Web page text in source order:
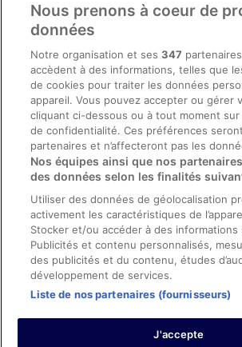
Conditions générales du programme BONUS+
Directives de contenu et signalement de
Aide
Soutien
Annuler votre réservation d’hôtel ou de
Échéances de remboursement
Utiliser un coupon ebookers
Electron, CartaSi, Carte Bleue, PayPal et
Nous prenons à coeur de
données
Notre organisation et ses347
accèdent à des informations, telles que
de cookies pour traiter les données
appareil. Vous pouvez accepter ou gérer
cliquant ci-dessous ou à tout moment
de confidentialité. Ces préférences
partenaires et n’affecteront pas les
Nos équipes ainsi que nos
des données selon les finalités
Utiliser des données de géolocalisation
activement les caractéristiques de
Stocker et/ou accéder à des informations
Publicités et contenu personnalisés,
des publicités et du contenu, études
développement de services.
Liste de nos partenaires (fournisseurs)
J'accepte